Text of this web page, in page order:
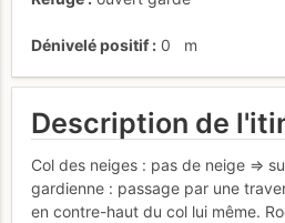
Dénivelé positif 0 m
Description de
Col des neiges : pas de neige =>
gardienne : passage par une
en contre-haut du col lui même.